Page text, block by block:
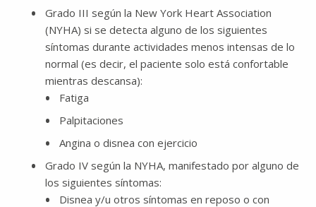
Grado III según la New York Heart Association
(NYHA) si se detecta alguno de los siguientes
síntomas durante actividades menos intensas de lo
normal (es decir, el paciente solo está confortable
mientras descansa):
Fatiga
Palpitaciones
Angina o disnea con ejercicio
Grado IV según la NYHA, manifestado por alguno de
los siguientes síntomas:
Disnea y/u otros síntomas en reposo o con